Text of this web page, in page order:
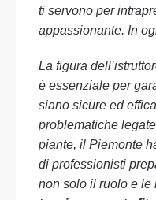
ti servono per
appassionante. In
La figura
è essenziale per
siano sicure ed
problematiche
piante, il Piemonte
di professionisti
non solo il ruolo e le